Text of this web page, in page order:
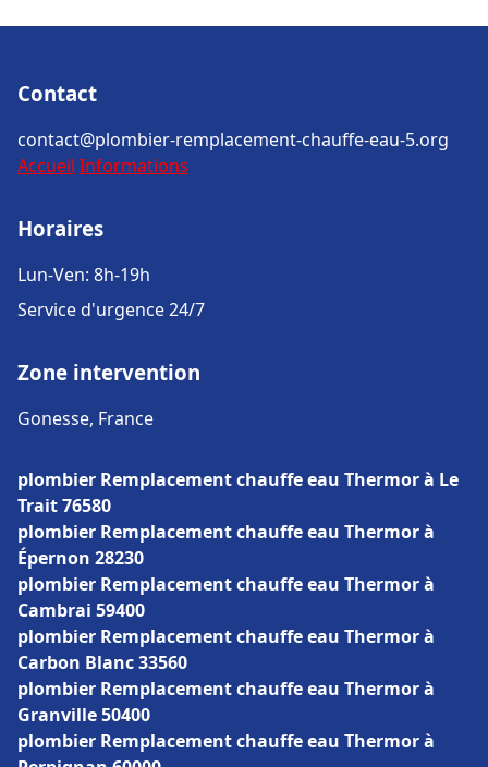
Contact
contact@plombier-remplacement-chauffe-eau-5.org
Accueil Informations
Horaires
Lun-Ven: 8h-19h
Service d'urgence 24/7
Zone intervention
Gonesse, France
plombier Remplacement chauffe eau Thermor à Le
Trait 76580
plombier Remplacement chauffe eau Thermor à
Épernon 28230
plombier Remplacement chauffe eau Thermor à
Cambrai 59400
plombier Remplacement chauffe eau Thermor à
Carbon Blanc 33560
plombier Remplacement chauffe eau Thermor à
Granville 50400
plombier Remplacement chauffe eau Thermor à